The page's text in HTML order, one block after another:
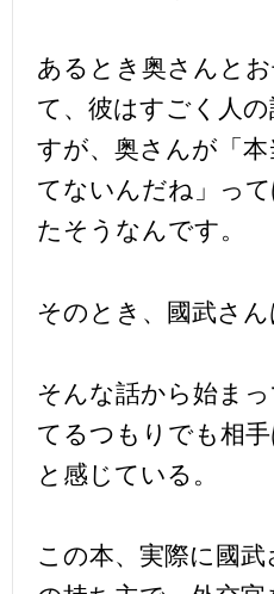
あるとき奥さんと
て、彼はすごく人
すが、奥さんが「
てないんだね」っ
たそうなんです。
そのとき、國武さん
そんな話から始ま
てるつもりでも相
と感じている。
この本、実際に國